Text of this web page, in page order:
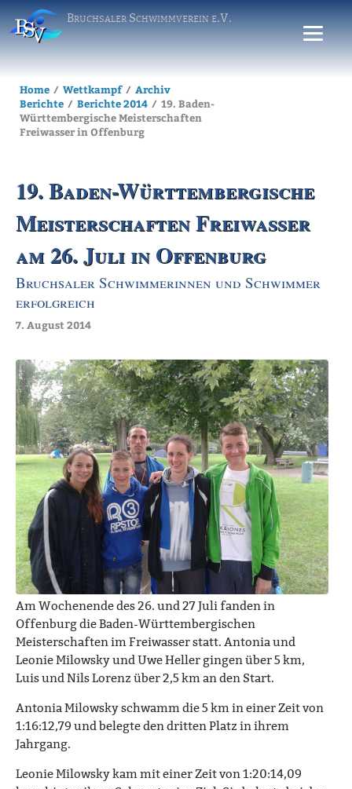
Bruchsaler Schwimmverein e.V.
Home Wettkampf
Archiv
Berichte
Berichte 2014
19. Baden-
Württembergische Meisterschaften
Freiwasser in Offenburg
19. Baden-Württembergische
Meisterschaften Freiwasser
am 26. Juli in Offenburg
Bruchsaler Schwimmerinnen und Schwimmer
erfolgreich
7. August 2014
Am Wochenende des 26. und 27 Juli fanden in
Offenburg die Baden-Württembergischen
Meisterschaften im Freiwasser statt. Antonia und
Leonie Milowsky und Uwe Heller gingen über 5 km,
Luis und Nils Lorenz über 2,5 km an den Start.
Antonia Milowsky schwamm die 5 km in einer Zeit von
1:16:12,79 und belegte den dritten Platz in ihrem
Jahrgang.
Leonie Milowsky kam mit einer Zeit von 1:20:14,09